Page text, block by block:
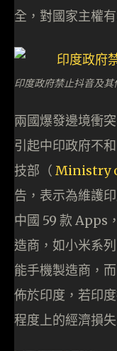
全，對國家主權
印度政府禁止抖音及其
兩國爆發邊境衝
引起中印政府不
技部（ Ministry
告，表示為維護
中國 59 款 Apps
造商，如小米系
能手機製造商，
佈於印度，若印
程度上的經濟損失